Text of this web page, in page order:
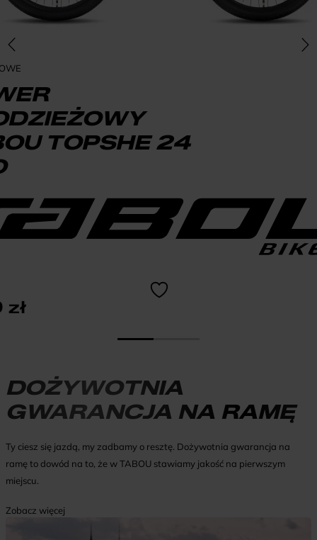
TOPSHE 24
zł
DOŻYWOTNIA
GWARANCJA NA RAMĘ
Ty ciesz się jazdą, my zadbamy o resztę. Dożywotnia gwarancja na
ramę to dowód na to, że w TABOU stawiamy jakość na pierwszym
miejscu.
Zobacz więcej